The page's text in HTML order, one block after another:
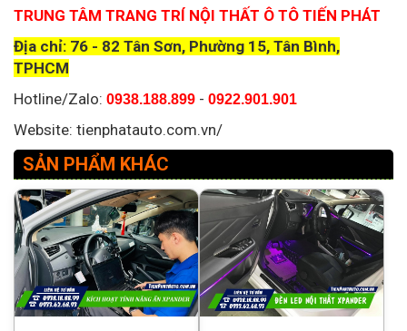
TRUNG TÂM TRANG TRÍ NỘI THẤT Ô TÔ TIẾN PHÁT
Địa chỉ: 76 - 82 Tân Sơn, Phường 15, Tân Bình,
TPHCM
Hotline/Zalo: 0938.188.899 - 0922.901.901
Website: tienphatauto.com.vn/
SẢN PHẨM KHÁC